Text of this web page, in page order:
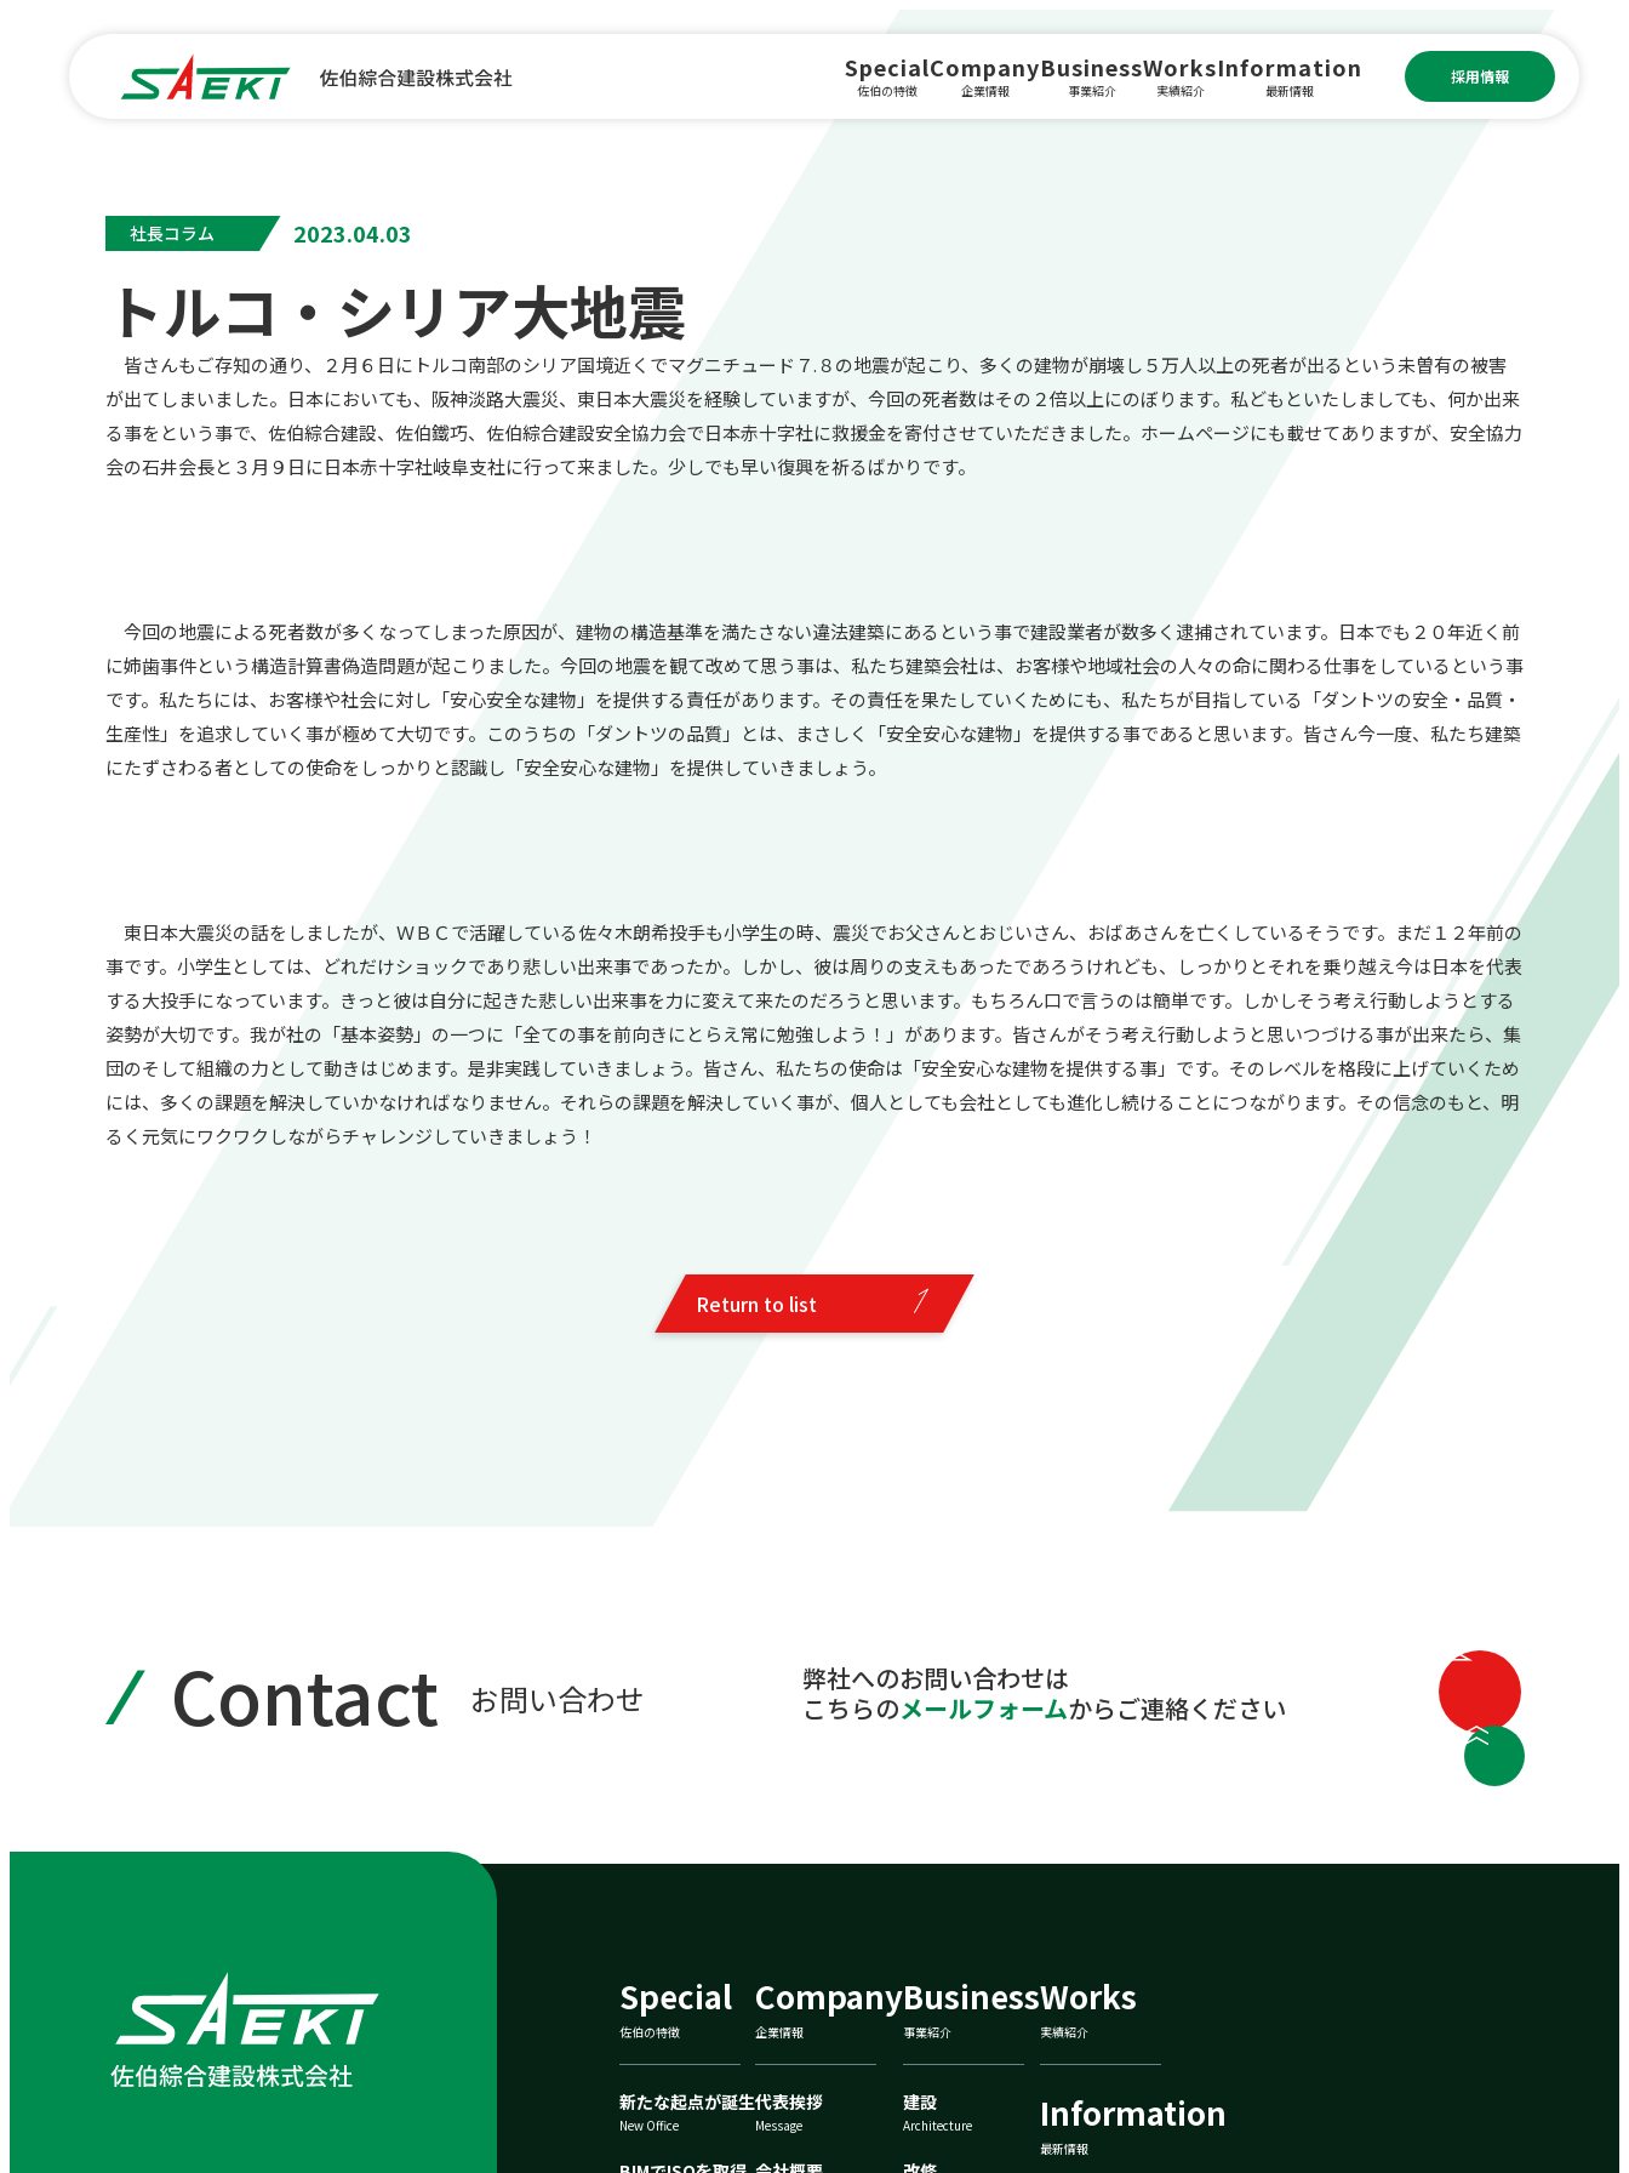
Special
佐伯の特徴
Company
企業情報
Business
事業紹介
Works
実績紹介
Information
最新情報
採用情報
社長コラム 2023.04.03
トルコ・シリア大地震
皆さんもご存知の通り、２月６日にトルコ南部のシリア国境近くでマグニチュード７.８の地震が起こり、多くの建物が崩壊し５万人以上の死者が出るという未曽有の被害
が出てしまいました。日本においても、阪神淡路大震災、東日本大震災を経験していますが、今回の死者数はその２倍以上にのぼります。私どもといたしましても、何か出来
る事をという事で、佐伯綜合建設、佐伯鐵巧、佐伯綜合建設安全協力会で日本赤十字社に救援金を寄付させていただきました。ホームページにも載せてありますが、安全協力
会の石井会長と３月９日に日本赤十字社岐阜支社に行って来ました。少しでも早い復興を祈るばかりです。
今回の地震による死者数が多くなってしまった原因が、建物の構造基準を満たさない違法建築にあるという事で建設業者が数多く逮捕されています。日本でも２０年近く前
に姉歯事件という構造計算書偽造問題が起こりました。今回の地震を観て改めて思う事は、私たち建築会社は、お客様や地域社会の人々の命に関わる仕事をしているという事
です。私たちには、お客様や社会に対し「安心安全な建物」を提供する責任があります。その責任を果たしていくためにも、私たちが目指している「ダントツの安全・品質・
生産性」を追求していく事が極めて大切です。このうちの「ダントツの品質」とは、まさしく「安全安心な建物」を提供する事であると思います。皆さん今一度、私たち建築
にたずさわる者としての使命をしっかりと認識し「安全安心な建物」を提供していきましょう。
東日本大震災の話をしましたが、ＷＢＣで活躍している佐々木朗希投手も小学生の時、震災でお父さんとおじいさん、おばあさんを亡くしているそうです。まだ１２年前の
事です。小学生としては、どれだけショックであり悲しい出来事であったか。しかし、彼は周りの支えもあったであろうけれども、しっかりとそれを乗り越え今は日本を代表
する大投手になっています。きっと彼は自分に起きた悲しい出来事を力に変えて来たのだろうと思います。もちろん口で言うのは簡単です。しかしそう考え行動しようとする
姿勢が大切です。我が社の「基本姿勢」の一つに「全ての事を前向きにとらえ常に勉強しよう！」があります。皆さんがそう考え行動しようと思いつづける事が出来たら、集
団のそして組織の力として動きはじめます。是非実践していきましょう。皆さん、私たちの使命は「安全安心な建物を提供する事」です。そのレベルを格段に上げていくため
には、多くの課題を解決していかなければなりません。それらの課題を解決していく事が、個人としても会社としても進化し続けることにつながります。その信念のもと、明
るく元気にワクワクしながらチャレンジしていきましょう！
Return to list
Return to list
Contact お問い合わせ
弊社へのお問い合わせは
こちらのメールフォームからご連絡ください
Special
佐伯の特徴
新たな起点が誕生
New Office
Company
企業情報
代表挨拶
Message
Business
事業紹介
建設
Architecture
Works
実績紹介
Information
最新情報